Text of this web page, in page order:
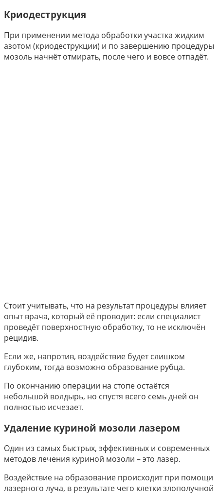
Криодеструкция
При применении метода обработки участка жидким
азотом (криодеструкции) и по завершению процедуры
мозоль начнёт отмирать, после чего и вовсе отпадёт.
Стоит учитывать, что на результат процедуры влияет
опыт врача, который её проводит: если специалист
проведёт поверхностную обработку, то не исключён
рецидив.
Если же, напротив, воздействие будет слишком
глубоким, тогда возможно образование рубца.
По окончанию операции на стопе остаётся
небольшой волдырь, но спустя всего семь дней он
полностью исчезает.
Удаление куриной мозоли лазером
Один из самых быстрых, эффективных и современных
методов лечения куриной мозоли – это лазер.
Воздействие на образование происходит при помощи
лазерного луча, в результате чего клетки злополучной